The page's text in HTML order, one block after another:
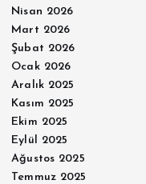
Nisan 2026
Mart 2026
Şubat 2026
Ocak 2026
Aralık 2025
Kasım 2025
Ekim 2025
Eylül 2025
Ağustos 2025
Temmuz 2025